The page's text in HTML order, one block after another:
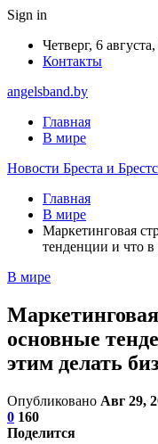
Sign in
Четверг, 6
Контакты
angelsband.by
Главная
В мире
Новости Бреста и
Главная
В мире
Маркетинговая
тенденции и что в
В мире
Маркетинговая
основные
этим делать
Опубликовано Авг 29,
0 160
Поделится